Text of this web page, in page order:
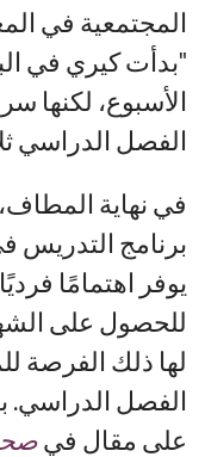
المجتمعية في
"بدأت كيري في
الأسبوع، لكنها
الفصل الدراسي
في نهاية
برنامج التدريس
يوفر اهتمامًا
للحصول على
لها ذلك الفرصة
الفصل الدراسي.
على مقال في